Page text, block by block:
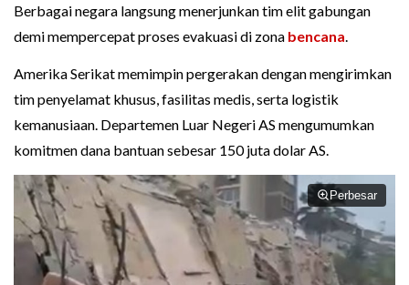
Berbagai negara langsung menerjunkan tim elit gabungan
demi mempercepat proses evakuasi di zona bencana.
Amerika Serikat memimpin pergerakan dengan mengirimkan
tim penyelamat khusus, fasilitas medis, serta logistik
kemanusiaan. Departemen Luar Negeri AS mengumumkan
komitmen dana bantuan sebesar 150 juta dolar AS.
Perbesar